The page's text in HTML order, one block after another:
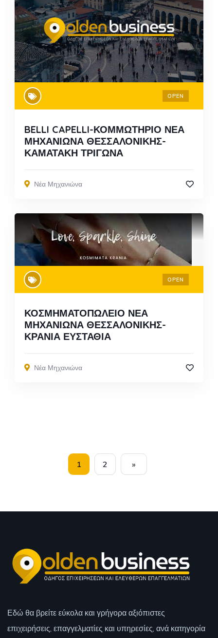
OPEN
BELLI CAPELLI-ΚΟΜΜΩΤΗΡΙΟ ΝΕΑ
ΜΗΧΑΝΙΩΝΑ ΘΕΣΣΑΛΟΝΙΚΗΣ-
ΚΑΜΑΤΑΚΗ ΤΡΙΓΩΝΑ
Νέα Μηχανιώνα
OPEN
ΚΟΣΜΗΜΑΤΟΠΩΛΕΙΟ ΝΕΑ
ΜΗΧΑΝΙΩΝΑ ΘΕΣΣΑΛΟΝΙΚΗΣ-
ΚΡΑΝΙΑ ΕΥΣΤΑΘΙΑ
Νέα Μηχανιώνα
1 2 »
Εδώ θα βρείτε εύκολα και γρήγορα αξιόπιστες
επιχειρήσεις, επαγγελματίες και υπηρεσίες, ανά κατηγορία